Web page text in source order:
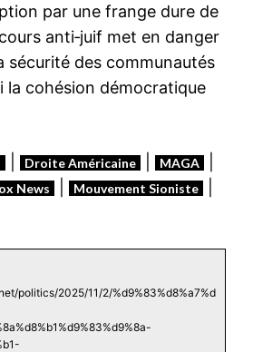
par une frange dure de
anti‑juif met en danger
sécurité des communautés
la cohésion démocratique
Droite Américaine MAGA
News Mouvement Sioniste
politics/2025/11/2/%d9%83%d8%a7%d